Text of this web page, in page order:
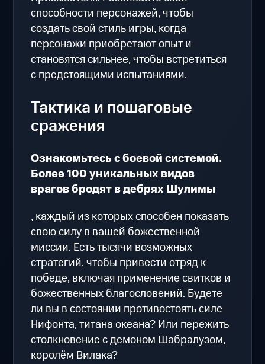
способности персонажей, чтобы
создать свой стиль игры, когда
персонажи приобретают опыт и
становятся сильнее, чтобы встретиться
с предстоящими испытаниями.
Тактика и пошаговые
сражения
Ознакомьтесь с боевой системой.
Более 100 уникальных видов
врагов бродят в дебрях Шулимы
, каждый из которых способен показать
свою силу в вашей божественной
миссии. Есть тысячи возможных
стратегий, чтобы привести отряд к
победе, включая применение свитков и
божественных благословений. Будете
ли вы в состоянии противостоять силе
Нифонта, титана океана? Или пережить
столкновение с демоном Шабралузом,
королём Вилака?